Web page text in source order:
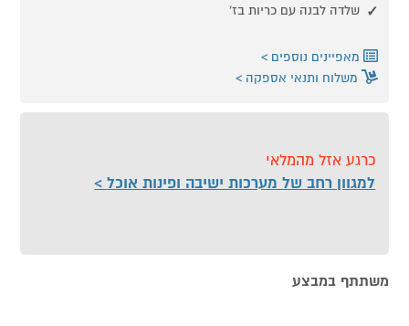
שלדה לבנה עם כריות בז'
מאפיינים נוספים
משלוח ותנאי אספקה
כרגע אזל מהמלאי
למגוון רחב של מערכות ישיבה ופינות אוכל
משתתף במבצע